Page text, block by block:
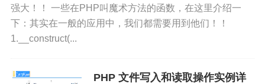
强大！！ 一些在PHP叫魔术方法的函数，在这里介绍一
下：其实在一般的应用中，我们都需要用到他们！！
1.__construct(...
PHP 文件写入和读取操作实例详